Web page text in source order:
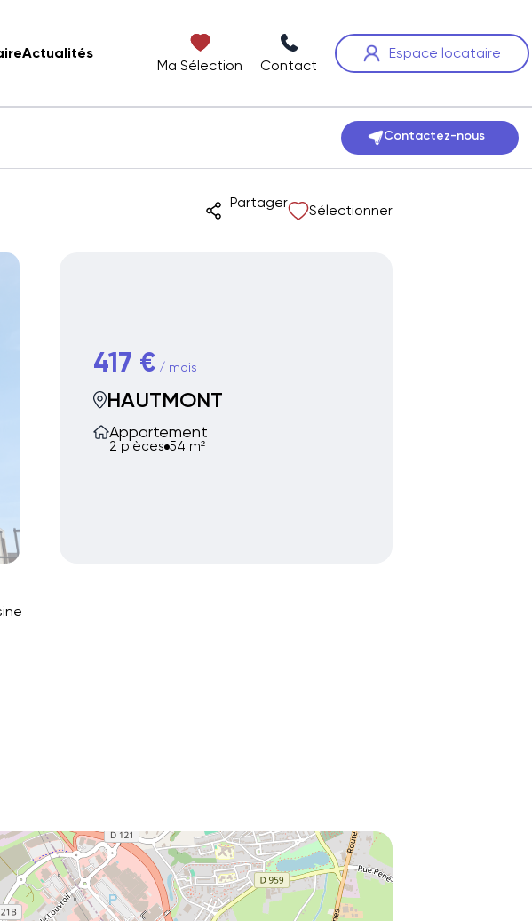
Actualités
Ma Sélection Contact
Espace locataire
Contactez-nous
Partager Sélectionner
417 €/ mois
HAUTMONT
Appartement
2 pièces 54 m²